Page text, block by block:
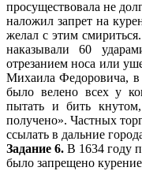
просуществовала не
наложил запрет на
желал с этим
наказывали 60
отрезанием носа или
Михаила Федоровича,
было велено всех у
пытать и бить
получено». Частных
ссылать в дальние
Задание 6. В 1634 году
было запрещено